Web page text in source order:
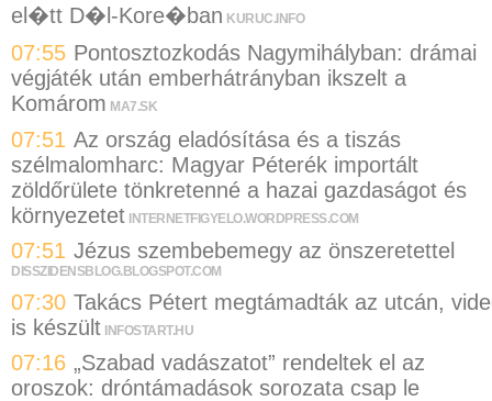
el�tt D�l-Kore�ban KURUC.INFO
07:55 Pontosztozkodás Nagymihályban: drámai
végjáték után emberhátrányban ikszelt a
Komárom MA7.SK
07:51 Az ország eladósítása és a tiszás
szélmalomharc: Magyar Péterék importált
zöldőrülete tönkretenné a hazai gazdaságot és
környezetet INTERNETFIGYELO.WORDPRESS.COM
07:51 Jézus szembebemegy az önszeretettel
DISSZIDENSBLOG.BLOGSPOT.COM
07:30 Takács Pétert megtámadták az utcán,
is készült INFOSTART.HU
07:16 „Szabad vadászatot” rendeltek el az
oroszok: dróntámadások sorozata csap le